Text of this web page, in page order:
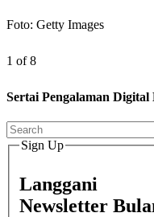
Foto: Getty Images
1 of 8
Sertai Pengalaman Digital
Sign Up
Langgani
Newsletter